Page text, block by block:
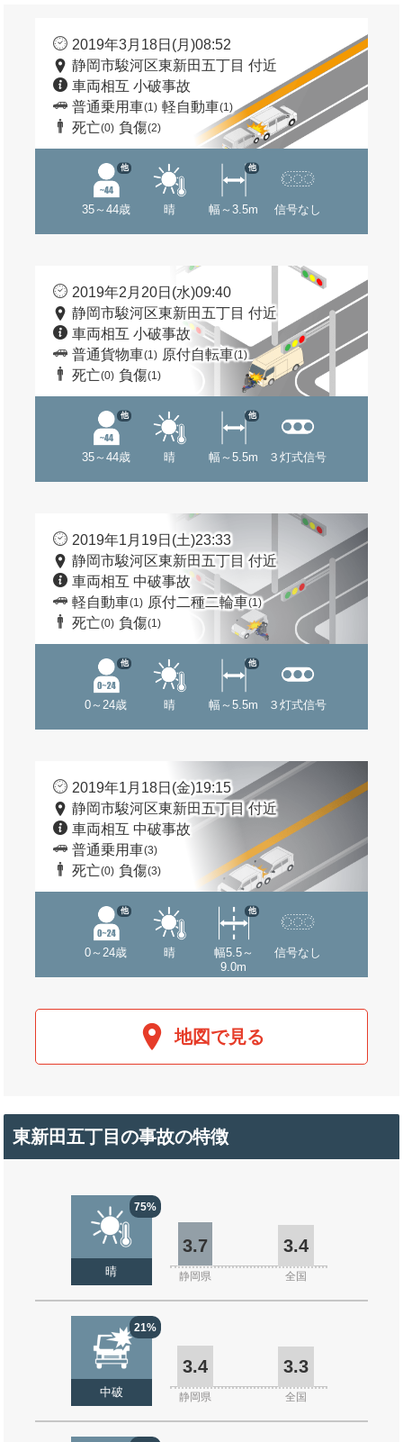
2019年3月18日(月)08:52
静岡市駿河区東新田五丁目 付近
車両相互 小破事故
普通乗用車(1) 軽自動車(1)
死亡(0) 負傷(2)
35～44歳
他
晴 幅～3.5m
他
信号なし
2019年2月20日(水)09:40
静岡市駿河区東新田五丁目 付近
車両相互 小破事故
普通貨物車(1) 原付自転車(1)
死亡(0) 負傷(1)
35～44歳
他
晴 幅～5.5m
他
３灯式信号
2019年1月19日(土)23:33
静岡市駿河区東新田五丁目 付近
車両相互 中破事故
軽自動車(1) 原付二種二輪車(1)
死亡(0) 負傷(1)
0～24歳
他
晴 幅～5.5m
他
３灯式信号
2019年1月18日(金)19:15
静岡市駿河区東新田五丁目 付近
車両相互 中破事故
普通乗用車(3)
死亡(0) 負傷(3)
0～24歳
他
晴
幅5.5～
9.0m
他
信号なし
地図で見る
東新田五丁目の事故の特徴
75%
晴
3.7 3.4
静岡県 全国
21%
中破
3.4 3.3
静岡県 全国